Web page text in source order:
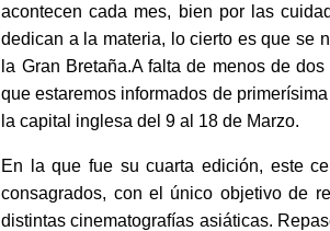
acontecen cada mes, bien por las
dedican a la materia, lo cierto es que se
la Gran Bretaña.A falta de menos de
que estaremos informados de
la capital inglesa del 9 al 18 de Marzo.
En la que fue su cuarta edición, este
consagrados, con el único objetivo de
distintas cinematografías asiáticas.